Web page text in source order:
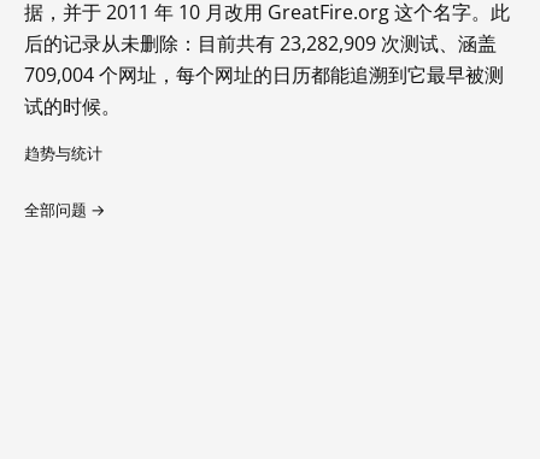
据，并于 2011 年 10 月改用 GreatFire.org 这个名字。此
后的记录从未删除：目前共有 23,282,909 次测试、涵盖
709,004 个网址，每个网址的日历都能追溯到它最早被测
试的时候。
趋势与统计
全部问题 →